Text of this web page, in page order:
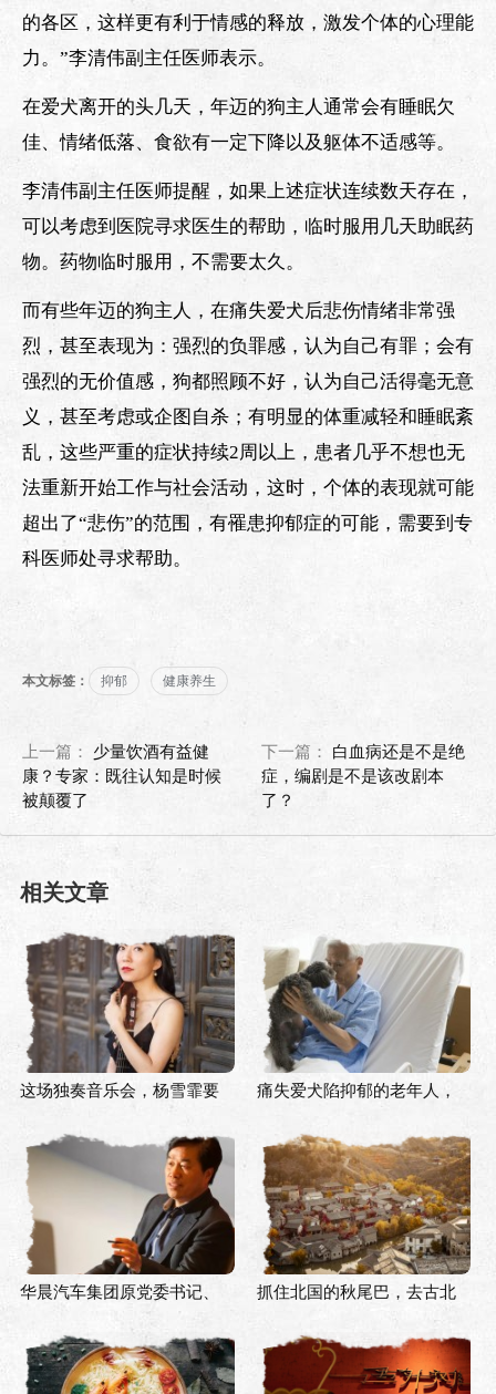
的各区，这样更有利于情感的释放，激发个体的心理能
力。”李清伟副主任医师表示。
在爱犬离开的头几天，年迈的狗主人通常会有睡眠欠
佳、情绪低落、食欲有一定下降以及躯体不适感等。
李清伟副主任医师提醒，如果上述症状连续数天存在，
可以考虑到医院寻求医生的帮助，临时服用几天助眠药
物。药物临时服用，不需要太久。
而有些年迈的狗主人，在痛失爱犬后悲伤情绪非常强
烈，甚至表现为：强烈的负罪感，认为自己有罪；会有
强烈的无价值感，狗都照顾不好，认为自己活得毫无意
义，甚至考虑或企图自杀；有明显的体重减轻和睡眠紊
乱，这些严重的症状持续2周以上，患者几乎不想也无
法重新开始工作与社会活动，这时，个体的表现就可能
超出了“悲伤”的范围，有罹患抑郁症的可能，需要到专
科医师处寻求帮助。
本文标签： 抑郁 健康养生
上一篇：
少量饮酒有益健
康？专家：既往认知是时候
被颠覆了
下一篇：
白血病还是不是绝
症，编剧是不是该改剧本
了？
相关文章
这场独奏音乐会，杨雪霏要
的中国
痛失爱犬陷抑郁的老年人，
华晨汽车集团原党委书记、
董事长祁玉民接受审查调查
抓住北国的秋尾巴，去古北